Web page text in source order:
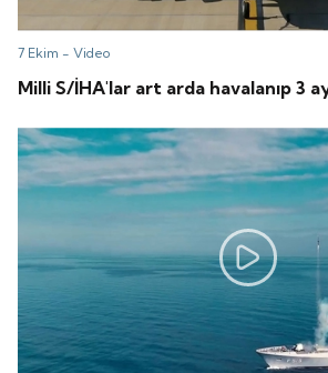
7 Ekim -Video
Milli S/İHA'lar art arda havalanıp 3